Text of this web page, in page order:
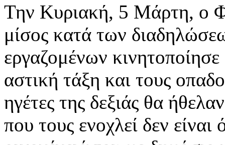
Την Κυριακή, 5 Μάρτη, ο
μίσος κατά των
εργαζομένων κινητοποίησε
αστική τάξη και τους
ηγέτες της δεξιάς θα
που τους ενοχλεί δεν